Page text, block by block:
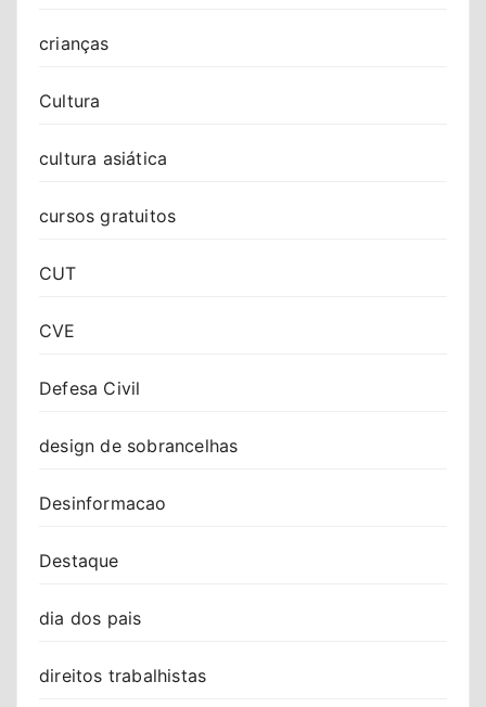
crianças
Cultura
cultura asiática
cursos gratuitos
CUT
CVE
Defesa Civil
design de sobrancelhas
Desinformacao
Destaque
dia dos pais
direitos trabalhistas